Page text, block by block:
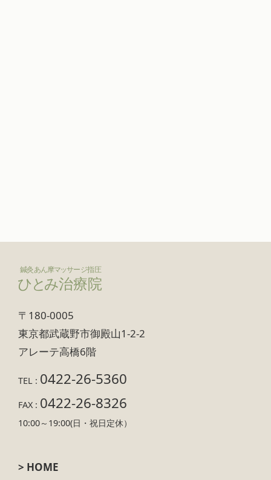
〒180-0005
東京都武蔵野市御殿山1-2-2
アレーテ高橋6階
TEL : 0422-26-5360
FAX : 0422-26-8326
10:00～19:00(日・祝日定休）
> HOME